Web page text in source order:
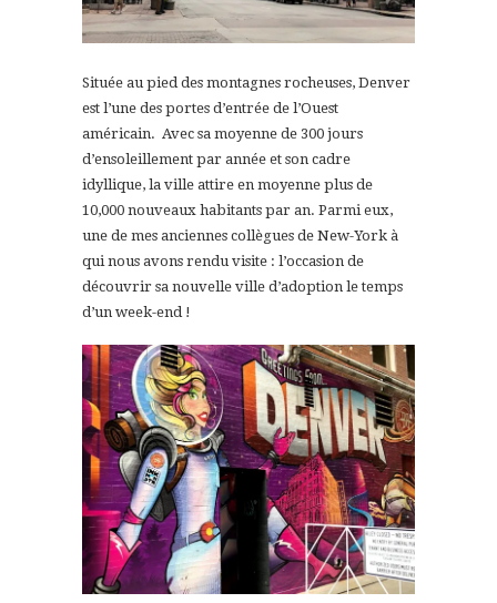
Située au pied des montagnes rocheuses, Denver
est l’une des portes d’entrée de l’Ouest
américain. Avec sa moyenne de 300 jours
d’ensoleillement par année et son cadre
idyllique, la ville attire en moyenne plus de
10,000 nouveaux habitants par an. Parmi eux,
une de mes anciennes collègues de New-York à
qui nous avons rendu visite : l’occasion de
découvrir sa nouvelle ville d’adoption le temps
d’un week-end !